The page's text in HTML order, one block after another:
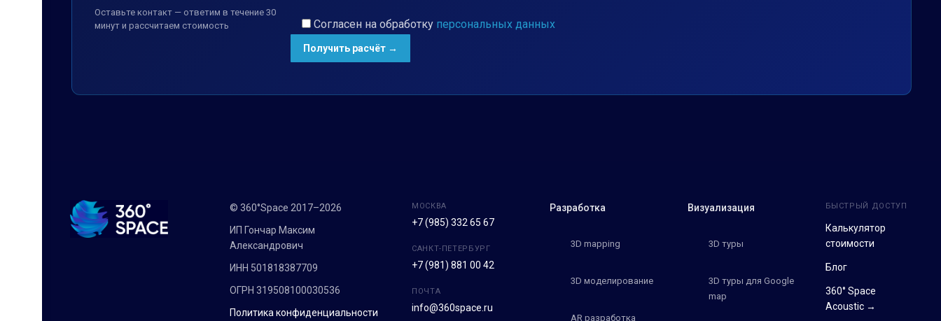
Оставьте контакт — ответим в течение 30
минут и рассчитаем стоимость
Согласен на обработку персональных данных
© 360°Space 2017–2026
ИП Гончар Максим
Александрович
ИНН 501818387709
ОГРН 319508100030536
Политика конфиденциальности
МОСКВА
+7 (985) 332 65 67
САНКТ-ПЕТЕРБУРГ
+7 (981) 881 00 42
ПОЧТА
info@360space.ru
Разработка
3D mapping
3D моделирование
AR разработка
Визуализация
3D туры
3D туры для Google
map
БЫСТРЫЙ ДОСТУП
Калькулятор
стоимости
Блог
360° Space
Acoustic →